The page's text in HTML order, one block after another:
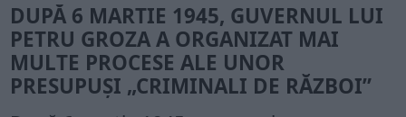
DUPĂ 6 MARTIE 1945, GUVERNUL LUI
PETRU GROZA A ORGANIZAT MAI
MULTE PROCESE ALE UNOR
PRESUPUȘI „CRIMINALI DE RĂZBOI”